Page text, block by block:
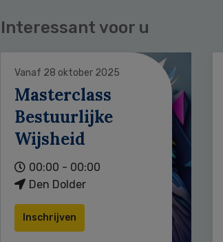
Interessant voor u
Vanaf 28 oktober 2025
Masterclass
Bestuurlijke
Wijsheid
00:00 - 00:00
Den Dolder
Inschrijven